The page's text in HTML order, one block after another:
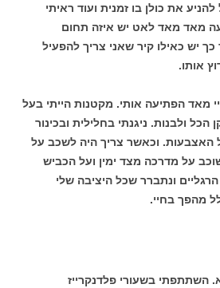
את כולן בו זמנית ועוד ראיתי
מאד מאד לאט יש איזה תחום
יש כאילו קיר שאני צריך להפעיל
אותו.
מאד הפתיעה אותי. מקטנות הייתי בעל
הכל ולבנות. ניגנתי בחלילית ובכינור
האצבעות. וכאשר צריך היה לשכב על
על מדרכה מצד ימין ועל הכביש
ונתברר שכל היציבה שלי
מהפך בחיי.
בשעורי פלדנקרייז